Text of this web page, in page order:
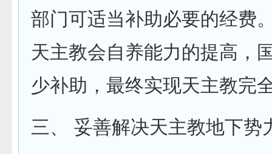
部门可适当补助必要的经费
天主教会自养能力的提高，
少补助，最终实现天主教完
三、 妥善解决天主教地下势